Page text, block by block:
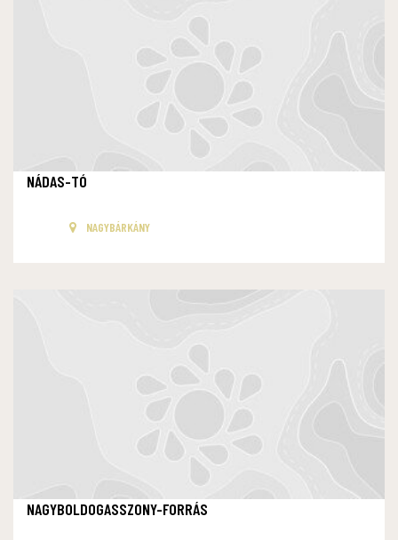
NÁDAS-TÓ
NAGYBÁRKÁNY
NAGYBOLDOGASSZONY-FORRÁS